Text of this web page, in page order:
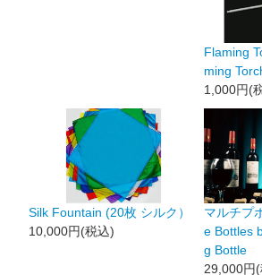
Flaming
ming
1,000円(
Silk Fountain (20枚 シルク）
10,000円(税込)
マルチプ
e Bottles
g Bottle
29,000円